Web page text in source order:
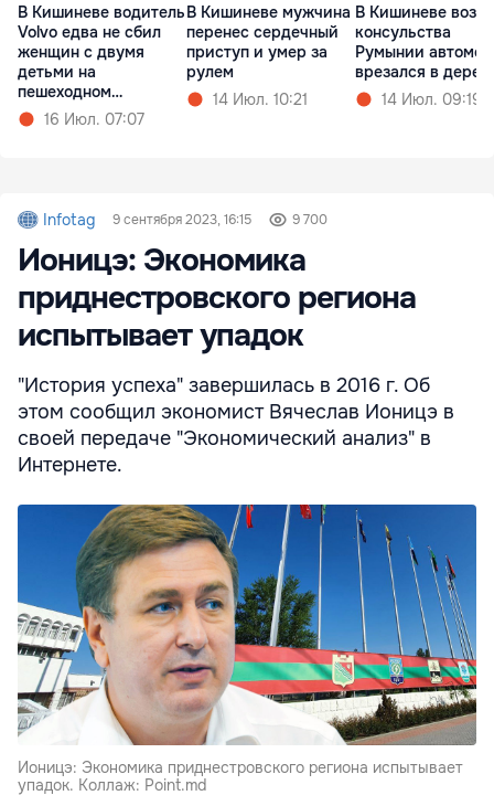
В Кишиневе водитель
Volvo едва не сбил
женщин с двумя
детьми на
пешеходном
переходе
16 Июл. 07:07
В Кишиневе мужчина
перенес сердечный
приступ и умер за
рулем
14 Июл. 10:21
В Кишиневе возле
консульства
Румынии
врезался в
14 Июл. 09:19
Infotag 9 сентября 2023, 16:15 9 700
Ионицэ: Экономика
приднестровского региона
испытывает упадок
"История успеха" завершилась в 2016 г. Об
этом сообщил экономист Вячеслав Ионицэ в
своей передаче "Экономический анализ" в
Интернете.
Ионицэ: Экономика приднестровского региона испытывает
упадок. Коллаж: Point.md